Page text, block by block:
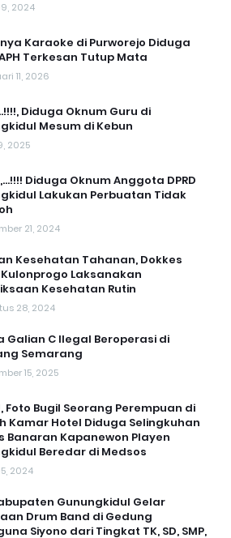
2024
Karaoke di Purworejo Diduga
Terkesan Tutup Mata
11, 2026
Diduga Oknum Guru di
Mesum di Kebun
2025
Diduga Oknum Anggota DPRD
Lakukan Perbuatan Tidak
21, 2024
Kesehatan Tahanan, Dokkes
Kulonprogo Laksanakan
Kesehatan Rutin
28, 2024
Galian C Ilegal Beroperasi di
Semarang
15, 2025
Foto Bugil Seorang Perempuan di
Kamar Hotel Diduga Selingkuhan
Banaran Kapanewon Playen
Beredar di Medsos
2024
Gunungkidul Gelar
Drum Band di Gedung
Siyono dari Tingkat TK, SD, SMP,